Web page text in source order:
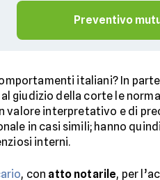
Preventivo
italiani? In
giudizio della corte le
valore interpretativo e di
in casi simili; hanno
interni.
, con atto notarile, per